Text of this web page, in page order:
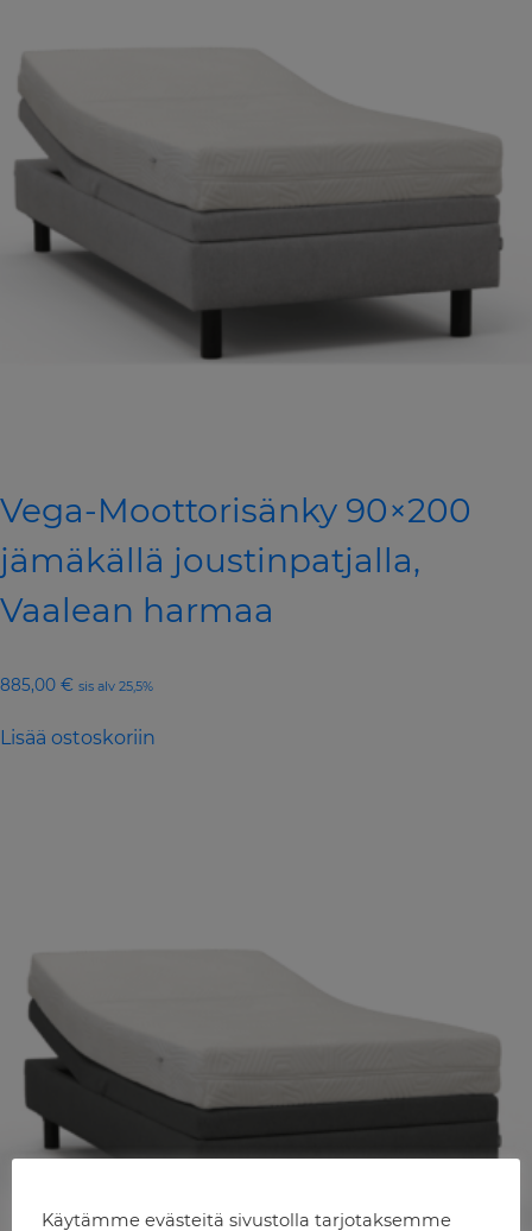
Vega-Moottorisänky 90×200
jämäkällä joustinpatjalla,
Vaalean harmaa
885,00 € sis alv 25,5%
Lisää ostoskoriin
Käytämme evästeitä sivustolla tarjotaksemme